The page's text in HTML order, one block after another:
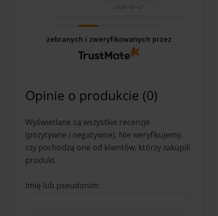
2026-07-07
zebranych i zweryfikowanych przez
Opinie o produkcie (0)
Wyświetlane są wszystkie recenzje
(pozytywne i negatywne). Nie weryfikujemy,
czy pochodzą one od klientów, którzy zakupili
produkt.
Imię lub pseudonim: